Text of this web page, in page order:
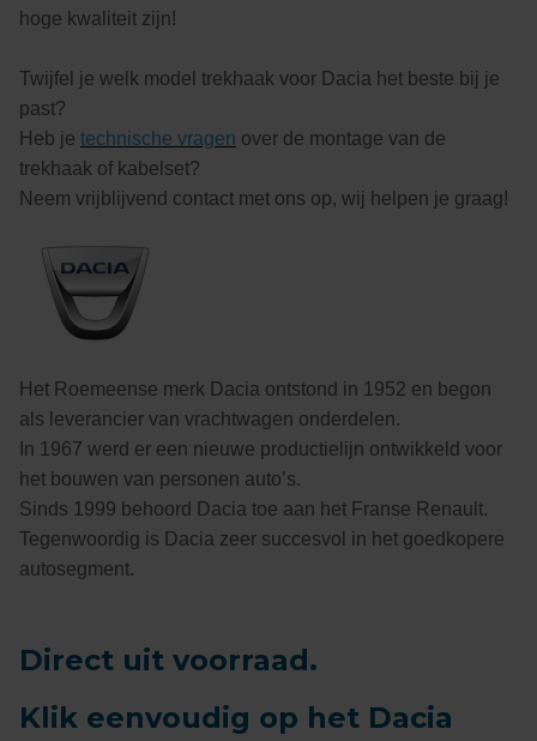
hoge kwaliteit zijn!
Twijfel je welk model trekhaak voor Dacia het beste bij je
past?
Heb je technische vragen over de montage van de
trekhaak of kabelset?
Neem vrijblijvend contact met ons op, wij helpen je graag!
Het Roemeense merk Dacia ontstond in 1952 en begon
als leverancier van vrachtwagen onderdelen.
In 1967 werd er een nieuwe productielijn ontwikkeld voor
het bouwen van personen auto’s.
Sinds 1999 behoord Dacia toe aan het Franse Renault.
Tegenwoordig is Dacia zeer succesvol in het goedkopere
autosegment.
Direct uit voorraad.
Klik eenvoudig op het Dacia